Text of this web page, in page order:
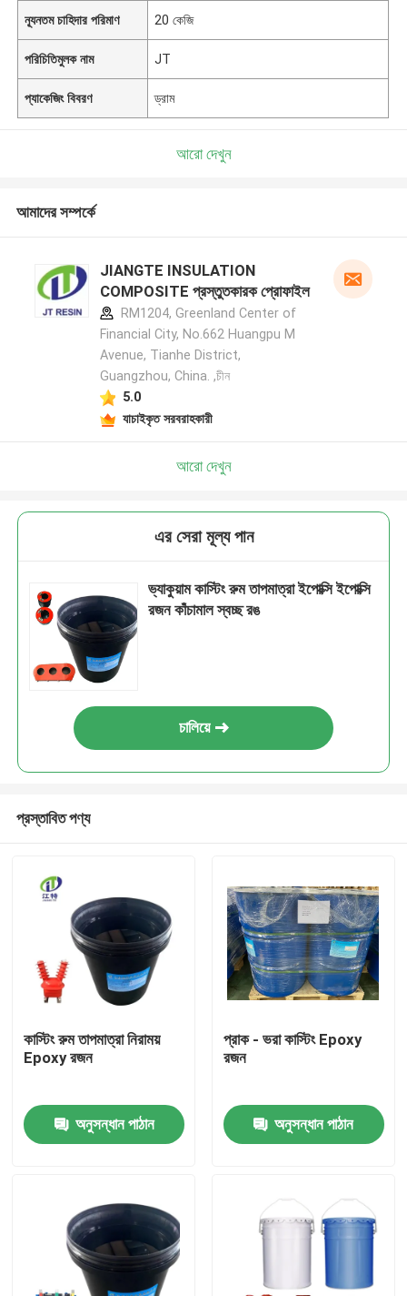
আমাদের সম্পর্কে
ন্যূনতম চাহিদার পরিমাণ 20 কেজি
পরিচিতিমুলক নাম JT
প্যাকেজিং বিবরণ ড্রাম
আরো দেখুন
আমাদের সম্পর্কে
JIANGTE INSULATION
COMPOSITE প্রস্তুতকারক প্রোফাইল
RM1204, Greenland Center of
Financial City, No.662 Huangpu M
Avenue, Tianhe District,
Guangzhou, China. ,চীন
5.0
যাচাইকৃত সরবরাহকারী
আরো দেখুন
এর সেরা মূল্য পান
ভ্যাকুয়াম কাস্টিং রুম তাপমাত্রা ইপোক্সি ইপোক্সি
রজন কাঁচামাল স্বচ্ছ রঙ
চালিয়ে
প্রস্তাবিত পণ্য
কাস্টিং রুম তাপমাত্রা নিরাময়
Epoxy রজন
অনুসন্ধান পাঠান
প্রাক - ভরা কাস্টিং Epoxy
রজন
অনুসন্ধান পাঠান